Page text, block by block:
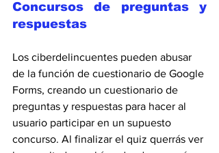
Concursos de preguntas y
respuestas
Los ciberdelincuentes pueden abusar
de la función de cuestionario de Google
Forms, creando un cuestionario de
preguntas y respuestas para hacer al
usuario participar en un supuesto
concurso. Al finalizar el quiz querrás ver